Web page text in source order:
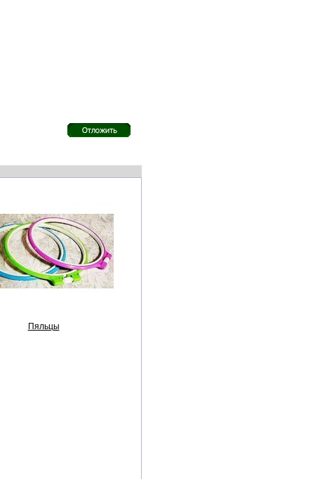
Пяльцы